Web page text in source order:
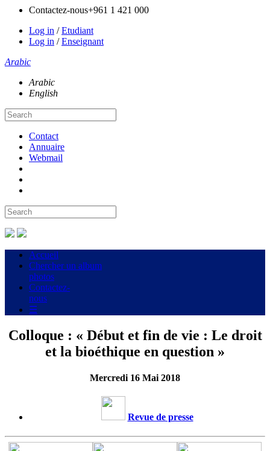
Contactez-nous+961 1 421 000
Log in /Etudiant
Log in /Enseignant
Arabic
Arabic
English
Contact
Annuaire
Webmail
Accueil
Chercher un album
photos
Contactez-
nous
☰
Colloque : « Début et fin de vie : Le droit
et la bioéthique en question »
Mercredi 16 Mai 2018
Revue de presse